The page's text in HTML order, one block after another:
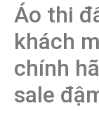
Áo thi
khách
chính
sale